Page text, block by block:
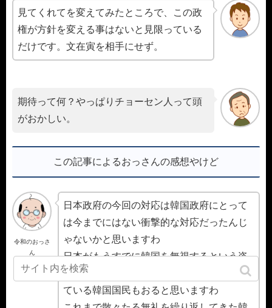
見てくれてを変えてみたところで、この政
権が方針を変える事はないと見限っている
だけです。文在寅を相手にせず。
期待って何？やっぱりチョーセン人って頭
がおかしい。
この記事によるおっさんの感想やけど
令和のおっさ
ん
日本政府の今回の対応は韓国政府にとって
は今までにはない衝撃的な対応だったんじ
ゃないかと思いますわ
日本がもうすでに韓国を無視するという姿
勢を貫いているということに薄々気が付い
ている韓国国民もおると思いますわ